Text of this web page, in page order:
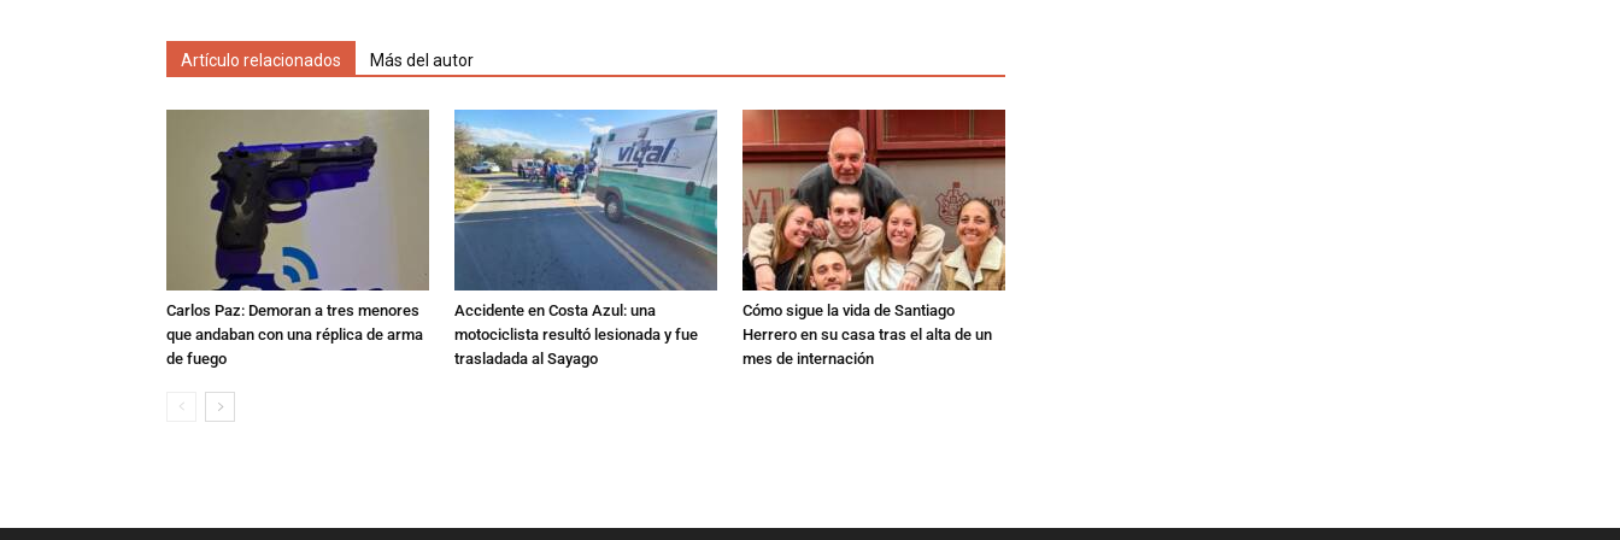
Artículo relacionados Más del autor
Carlos Paz: Demoran a tres menores
que andaban con una réplica de arma
de fuego
Accidente en Costa Azul: una
motociclista resultó lesionada y fue
trasladada al Sayago
Cómo sigue la vida de Santiago
Herrero en su casa tras el alta de un
mes de internación